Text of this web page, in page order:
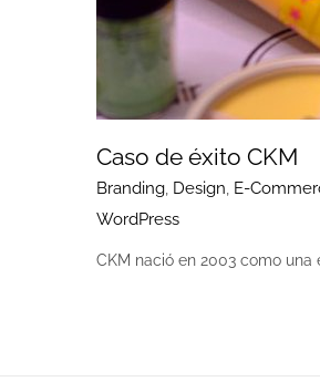
Caso de éxito CKM
Branding, Design, E-
WordPress
CKM nació en 2003 como una